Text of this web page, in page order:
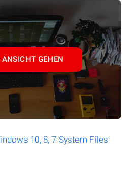
ANSICHT GEHEN
10, 8, 7 System Files